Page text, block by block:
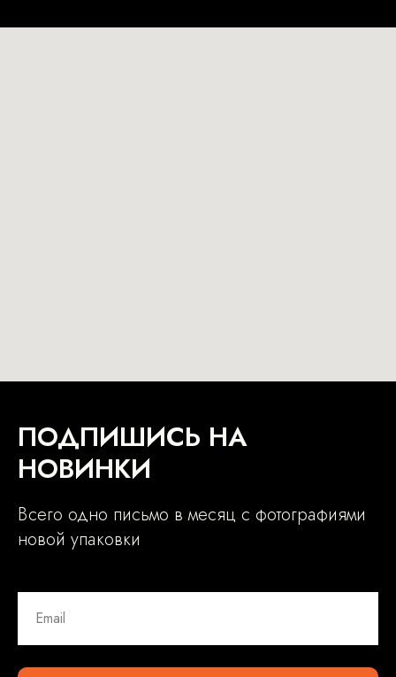
ПОДПИШИСЬ НА
НОВИНКИ
Всего одно письмо в месяц с фотографиями
новой упаковки